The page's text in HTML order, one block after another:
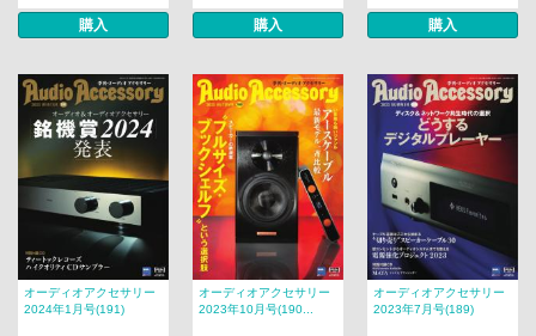
購入 購入 購入
オーディオアクセサリー
2024年1月号(191)
オーディオアクセサリー
2023年10月号(190...
オーディオアクセサリー
2023年7月号(189)